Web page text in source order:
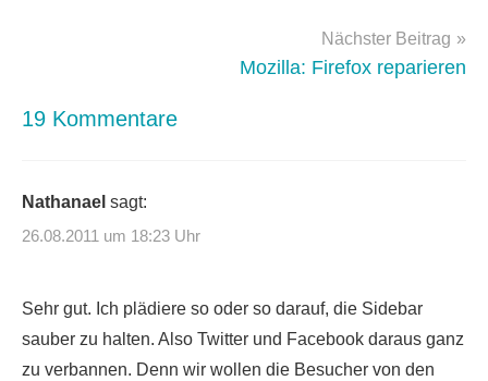
Nächster Beitrag
Mozilla: Firefox reparieren
19 Kommentare
Nathanael sagt:
26.08.2011 um 18:23 Uhr
Sehr gut. Ich plädiere so oder so darauf, die Sidebar
sauber zu halten. Also Twitter und Facebook daraus ganz
zu verbannen. Denn wir wollen die Besucher von den